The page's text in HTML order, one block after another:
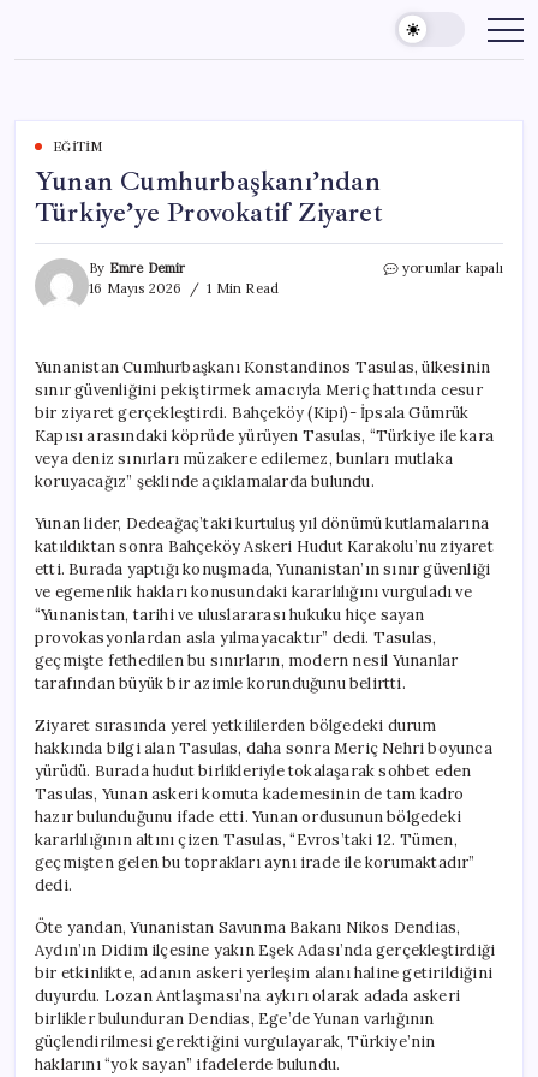
content
EĞITIM
Yunan Cumhurbaşkanı’ndan
Türkiye’ye Provokatif Ziyaret
By Emre Demir
16 Mayıs 2026
1 Min Read
Yunan
için
yorumlar kapalı
Yunanistan Cumhurbaşkanı Konstandinos Tasulas, ülkesinin
sınır güvenliğini pekiştirmek amacıyla Meriç hattında cesur
bir ziyaret gerçekleştirdi. Bahçeköy (Kipi)- İpsala Gümrük
Kapısı arasındaki köprüde yürüyen Tasulas, “Türkiye ile kara
veya deniz sınırları müzakere edilemez, bunları mutlaka
koruyacağız” şeklinde açıklamalarda bulundu.
Yunan lider, Dedeağaç’taki kurtuluş yıl dönümü kutlamalarına
katıldıktan sonra Bahçeköy Askeri Hudut Karakolu’nu ziyaret
etti. Burada yaptığı konuşmada, Yunanistan’ın sınır güvenliği
ve egemenlik hakları konusundaki kararlılığını vurguladı ve
“Yunanistan, tarihi ve uluslararası hukuku hiçe sayan
provokasyonlardan asla yılmayacaktır” dedi. Tasulas,
geçmişte fethedilen bu sınırların, modern nesil Yunanlar
tarafından büyük bir azimle korunduğunu belirtti.
Ziyaret sırasında yerel yetkililerden bölgedeki durum
hakkında bilgi alan Tasulas, daha sonra Meriç Nehri boyunca
yürüdü. Burada hudut birlikleriyle tokalaşarak sohbet eden
Tasulas, Yunan askeri komuta kademesinin de tam kadro
hazır bulunduğunu ifade etti. Yunan ordusunun bölgedeki
kararlılığının altını çizen Tasulas, “Evros’taki 12. Tümen,
geçmişten gelen bu toprakları aynı irade ile korumaktadır”
dedi.
Öte yandan, Yunanistan Savunma Bakanı Nikos Dendias,
Aydın’ın Didim ilçesine yakın Eşek Adası’nda gerçekleştirdiği
bir etkinlikte, adanın askeri yerleşim alanı haline getirildiğini
duyurdu. Lozan Antlaşması’na aykırı olarak adada askeri
birlikler bulunduran Dendias, Ege’de Yunan varlığının
güçlendirilmesi gerektiğini vurgulayarak, Türkiye’nin
haklarını “yok sayan” ifadelerde bulundu.